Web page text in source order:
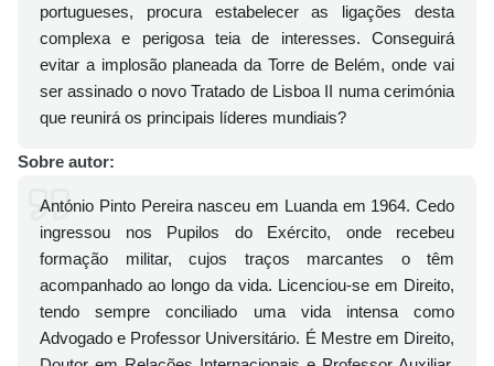
portugueses, procura estabelecer as ligações desta
complexa e perigosa teia de interesses. Conseguirá
evitar a implosão planeada da Torre de Belém, onde vai
ser assinado o novo Tratado de Lisboa II numa cerimónia
que reunirá os principais líderes mundiais?
Sobre autor:
António Pinto Pereira nasceu em Luanda em 1964. Cedo
ingressou nos Pupilos do Exército, onde recebeu
formação militar, cujos traços marcantes o têm
acompanhado ao longo da vida. Licenciou-se em Direito,
tendo sempre conciliado uma vida intensa como
Advogado e Professor Universitário. É Mestre em Direito,